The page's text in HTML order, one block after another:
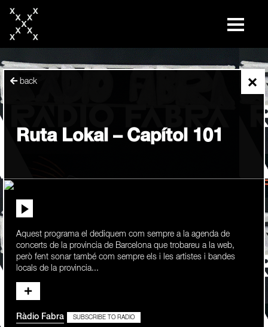
content
×
back
Ruta Lokal – Capítol 101
Aquest programa el dediquem com sempre a la agenda de
concerts de la provincia de Barcelona que trobareu a la web,
però fent sonar també com sempre els i les artistes i bandes
locals de la provincia...
Ràdio Fabra SUBSCRIBE TO RADIO